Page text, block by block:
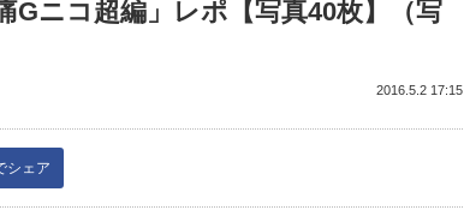
Gニコ超編」レポ【写真40枚】（写
2016.5.2 17:15
シェア